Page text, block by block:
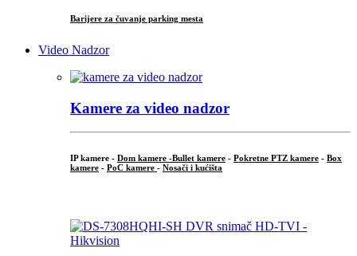
Barijere za čuvanje parking mesta
Video Nadzor
Kamere za video nadzor
IP kamere - Dom kamere -Bullet kamere - Pokretne PTZ kamere - Box
kamere - PoC kamere - Nosači i kućišta